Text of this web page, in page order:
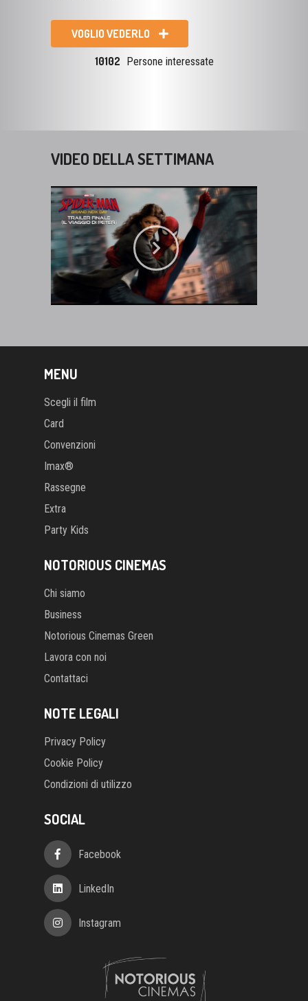
VOGLIO VEDERLO
10102 Persone interessate
VIDEO DELLA SETTIMANA
MENU
Scegli il film
Card
Convenzioni
Imax®
Rassegne
Extra
Party Kids
NOTORIOUS CINEMAS
Chi siamo
Business
Notorious Cinemas Green
Lavora con noi
Contattaci
NOTE LEGALI
Privacy Policy
Cookie Policy
Condizioni di utilizzo
SOCIAL
Facebook
LinkedIn
Instagram